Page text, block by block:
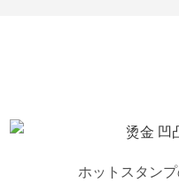
ホットスタン